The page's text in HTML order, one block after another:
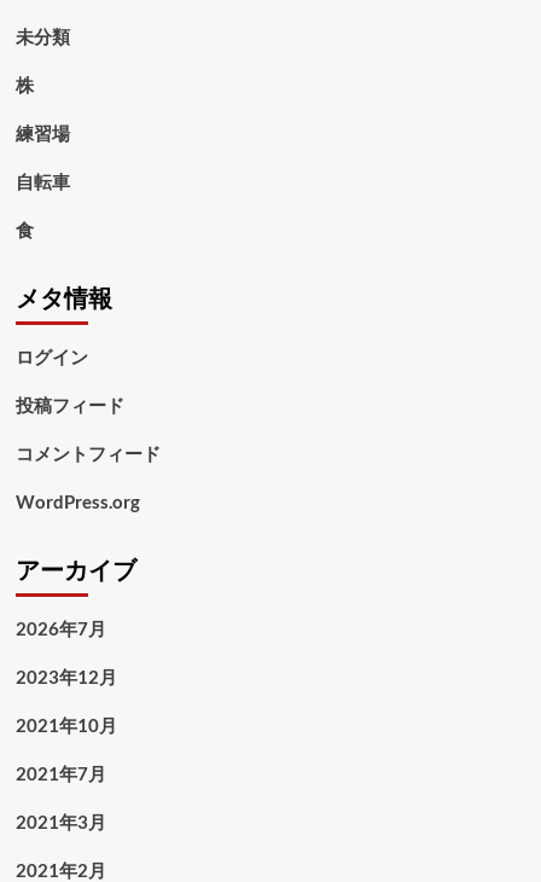
未分類
株
練習場
自転車
食
メタ情報
ログイン
投稿フィード
コメントフィード
WordPress.org
アーカイブ
2026年7月
2023年12月
2021年10月
2021年7月
2021年3月
2021年2月